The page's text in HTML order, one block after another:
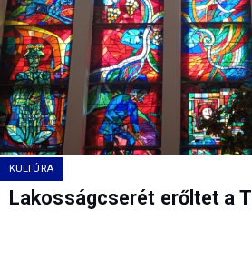
KULTÚRA
Lakosságcserét erőltet a